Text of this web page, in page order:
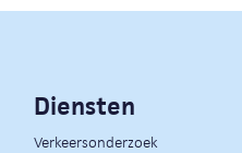
Diensten
Verkeersonderzoek